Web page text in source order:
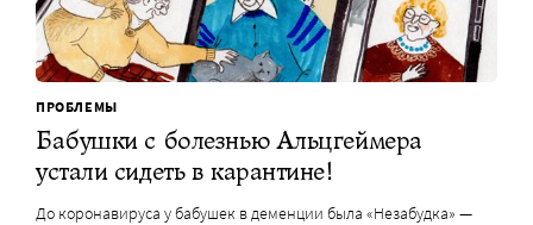
ПРОБЛЕМЫ
Бабушки с болезнью Альцгеймера
устали сидеть в карантине!
До коронавируса у бабушек в деменции была «Незабудка» —